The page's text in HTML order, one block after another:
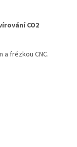
CO2
frézkou CNC.